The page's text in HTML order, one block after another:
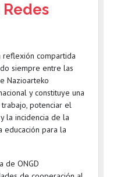
reflexión compartida
siempre entre las
Nazioarteko
y constituye una
potenciar el
la incidencia de la
educación para la
de ONGD